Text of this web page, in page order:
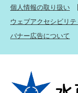
個人情報の取り扱い
ウェブアクセシビリ
バナー広告について